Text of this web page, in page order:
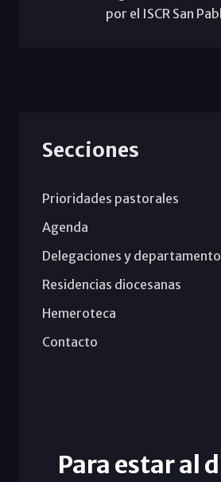
por el ISCR San
Secciones
Prioridades pastorales
Agenda
Delegaciones y
Residencias diocesanas
Hemeroteca
Contacto
Para estar al